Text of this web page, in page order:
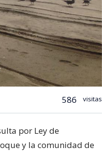
586 visitas
por Ley de
y la comunidad de